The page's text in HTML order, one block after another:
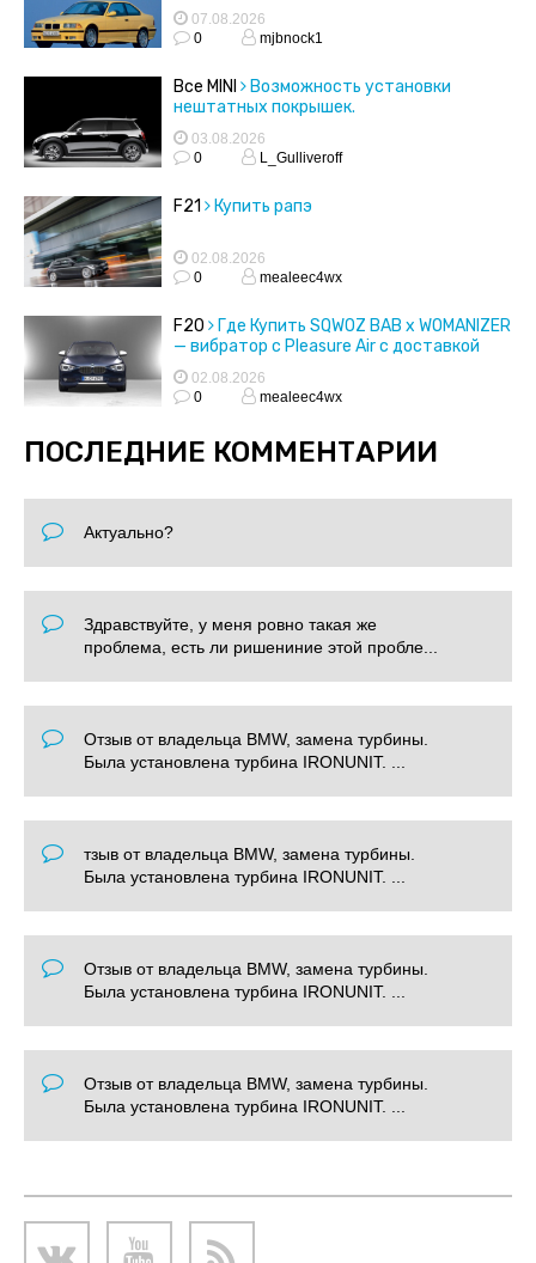
07.08.2026
0
mjbnock1
Все MINI
Возможность установки
нештатных покрышек.
03.08.2026
0
L_Gulliveroff
F21 Купить рапэ
02.08.2026
0
mealeec4wx
F20
Где Купить SQWOZ BAB x WOMANIZER
— вибратор с Pleasure Air с доставкой
02.08.2026
0
mealeec4wx
ПОСЛЕДНИЕ КОММЕНТАРИИ
Актуально?
Здравствуйте, у меня ровно такая же
проблема, есть ли ришениние этой пробле...
Отзыв от владельца BMW, замена турбины.
Была установлена турбина IRONUNIT. ...
тзыв от владельца BMW, замена турбины.
Была установлена турбина IRONUNIT. ...
Отзыв от владельца BMW, замена турбины.
Была установлена турбина IRONUNIT. ...
Отзыв от владельца BMW, замена турбины.
Была установлена турбина IRONUNIT. ...